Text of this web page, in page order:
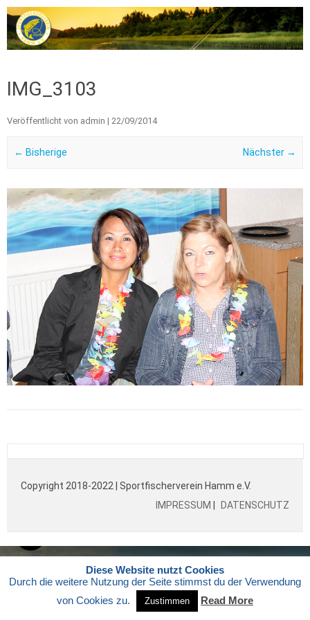
IMG_3103
Veröffentlicht von admin | 22/09/2014
← Bisherige Nächster →
Copyright 2018-2022 | Sportfischerverein Hamm e.V.
IMPRESSUM
DATENSCHUTZ
Diese Website nutzt Cookies
Durch die weitere Nutzung der Seite stimmst du der Verwendung
von Cookies zu.
Zustimmen Read More